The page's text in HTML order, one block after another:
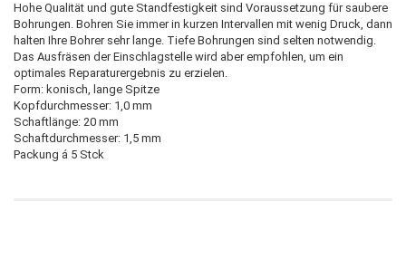
Hohe Qualität und gute Standfestigkeit sind Voraussetzung für saubere
Bohrungen. Bohren Sie immer in kurzen Intervallen mit wenig Druck, dann
halten Ihre Bohrer sehr lange. Tiefe Bohrungen sind selten notwendig.
Das Ausfräsen der Einschlagstelle wird aber empfohlen, um ein
optimales Reparaturergebnis zu erzielen.
Form: konisch, lange Spitze
Kopfdurchmesser: 1,0 mm
Schaftlänge: 20 mm
Schaftdurchmesser: 1,5 mm
Packung á 5 Stck